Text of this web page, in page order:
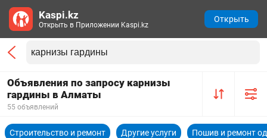
Объявления по запросу карнизы
гардины в Алматы
55 объявлений
Строительство и ремонт Другие услуги Пошив и ремонт
Kaspi.kz
Открыть в Приложении Kaspi.kz
Открыть